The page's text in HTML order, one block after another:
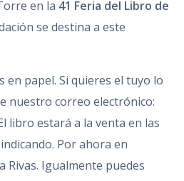
en la 41 Feria del Libro de
se destina a este
en papel. Si quieres el tuyo lo
nuestro correo electrónico:
libro estará a la venta en las
Por ahora en
Rivas. Igualmente puedes